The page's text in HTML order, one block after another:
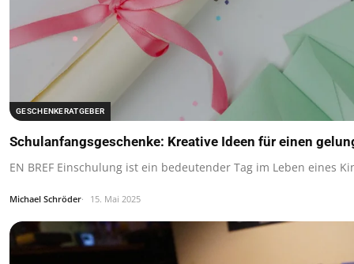
GESCHENKERATGEBER
Schulanfangsgeschenke: Kreative Ideen für einen
EN BREF Einschulung ist ein bedeutender Tag im Leben eines
Michael Schröder 15. Mai 2025